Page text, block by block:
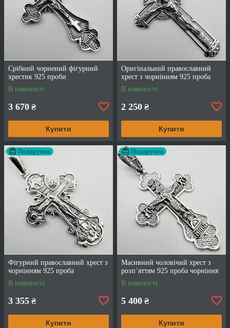
Срібний чорнений фігурний
хрестик 925 проби
В наявності
3 670 ₴
Купити
Оригінальний православний
хрест з чорнінням 925 проба
В наявності
2 250 ₴
Купити
Подарунок
Фігурний православний хрест з
чорнінням 925 проба
В наявності
3 355 ₴
Купити
Подарунок
Масивний чоловічий хрест з
розп`яттям 925 проба чорніння
В наявності
5 400 ₴
Купити